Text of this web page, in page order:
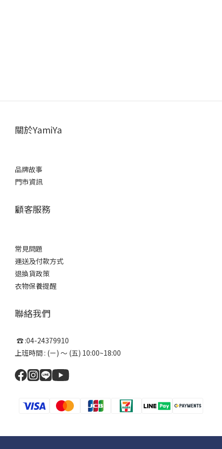
關於YamiYa
品牌故事
門市資訊
顧客服務
常見問題
運送及付款方式
退換貨政策
衣物保養提醒
聯絡我們
☎ :04-24379910
上班時間 : (ㄧ) ～ (五) 10:00~18:00